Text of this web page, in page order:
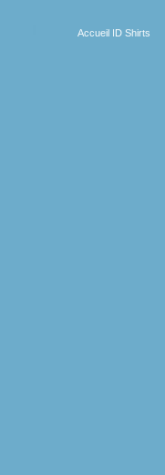
Accueil ID Shirts